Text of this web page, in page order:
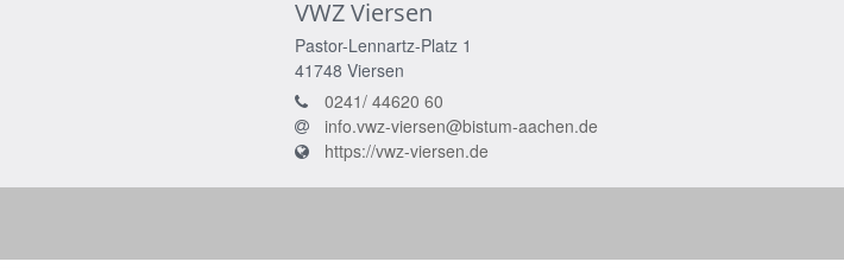
VWZ Viersen
Pastor-Lennartz-Platz 1
41748 Viersen
0241/ 44620 60
info.vwz-viersen@bistum-aachen.de
https://vwz-viersen.de